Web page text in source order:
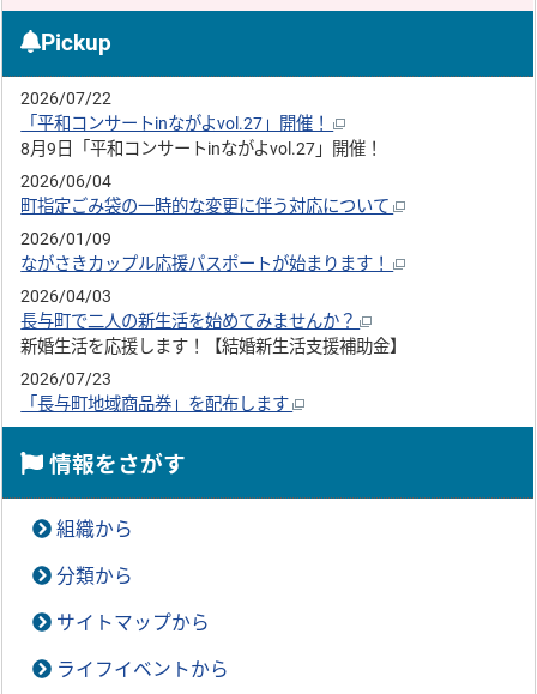
Pickup
2026/07/22
「平和コンサートinながよvol.27」開催！
8月9日「平和コンサートinながよvol.27」開催！
2026/06/04
町指定ごみ袋の一時的な変更に伴う対応について
2026/01/09
ながさきカップル応援パスポートが始まります！
2026/04/03
長与町で二人の新生活を始めてみませんか？
新婚生活を応援します！【結婚新生活支援補助金】
2026/07/23
「長与町地域商品券」を配布します
情報をさがす
組織から
分類から
サイトマップから
ライフイベントから